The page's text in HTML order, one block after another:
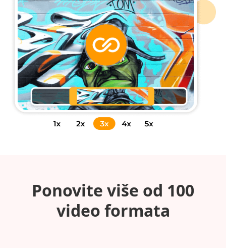
Ponovite više od 100
video formata